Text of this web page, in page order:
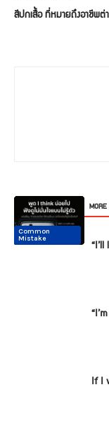
สีปกเสื้อ ที่หมายถึงอาชีพ
RELATED ARTICLES
Conversation
Conversation
Conversation
If I
Conversation
Common
Mistake
Common
Mistake